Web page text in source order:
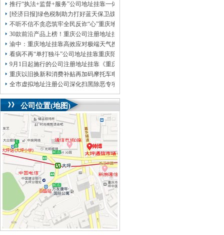
推行“执法+监督+服务”公司地址挂靠一体化新模式重庆“生态蓝”守护巴山渝水生
[经济日报]绿色税制助力打好蓝天保卫战
不听不信不贪恋筑牢全民反诈“心”重庆地址挂靠防线——大渡口区开展大型主题
30款前沿产品上榜！重庆公司注册地址挂靠第二批未来产业标志性产品公示
渝中：重庆地址挂靠高效应对极端天气携手筑牢安全屏障
看病不再“单打独斗”公司地址挂靠重庆陪诊服务升温
9月1日起施行的公司注册地址挂靠《重庆市预防未成年人犯罪条例》明确——可
重庆以旧换新和消费补贴再加码摩托车电动自行车首次被纳入，重庆无地址注册
全市虚拟地址注册公司深化扫黑除恶专项斗争部署会议召开
公司位置(地图)